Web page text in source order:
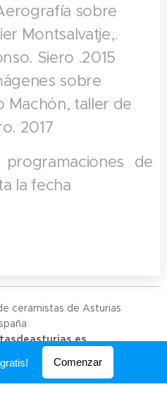
sobre
Montsalvatje,.
Siero .2015
sobre
Machón, taller de
2017
de
la fecha
ceramistas de Asturias
WebnodeComenzar